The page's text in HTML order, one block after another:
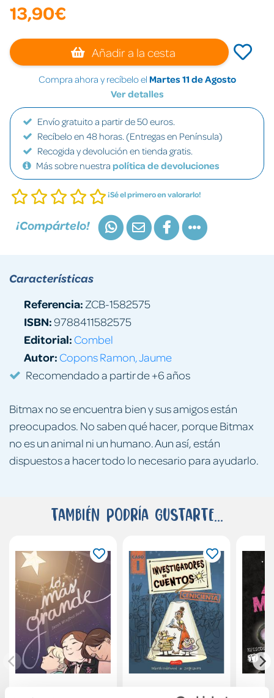
13,90€
Añadir a la cesta
Compra ahora y recíbelo el Martes 11 de Agosto
Ver detalles
Envío gratuito a partir de 50 euros.
Recíbelo en 48 horas. (Entregas en Península)
Recogida y devolución en tienda gratis.
Más sobre nuestra política de devoluciones
¡Sé el primero en valorarlo!
¡Compártelo!
Bitmax no se encuentra bien y sus amigos están
preocupados. No saben qué hacer, porque Bitmax
no es un animal ni un humano. Aun así, están
dispuestos a hacer todo lo necesario para ayudarlo.
Características
Referencia: ZCB-1582575
ISBN:9788411582575
Editorial: Combel
Autor: Copons Ramon, Jaume
Recomendado a partir de +6 años
También podría gustarte...